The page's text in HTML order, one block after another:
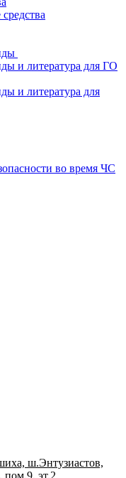
и литература для ГО
и литература для
во время ЧС
ш.Энтузиастов,
пом.9, эт.2